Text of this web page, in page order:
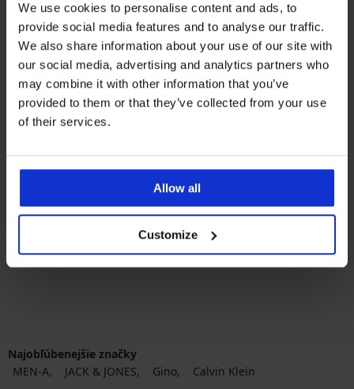
We use cookies to personalise content and ads, to
provide social media features and to analyse our traffic.
We also share information about your use of our site with
our social media, advertising and analytics partners who
may combine it with other information that you’ve
provided to them or that they’ve collected from your use
of their services.
Allow all
Customize
4,8
Bezšvové boxerky SilverPro
16,99 €
Najobľúbenejšie značky
MEN-A
JACK & JONES Gino Calvin Klein